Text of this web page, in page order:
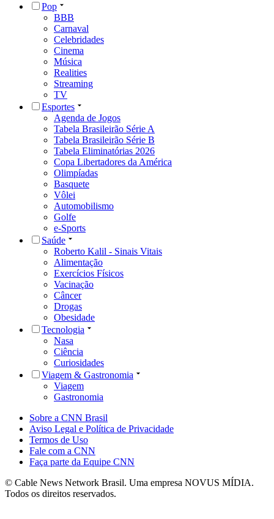
Pop
BBB
Carnaval
Celebridades
Cinema
Música
Realities
Streaming
TV
Esportes
Agenda de Jogos
Tabela Brasileirão Série A
Tabela Brasileirão Série B
Tabela Eliminatórias 2026
Copa Libertadores da América
Olimpíadas
Basquete
Vôlei
Automobilismo
Golfe
e-Sports
Saúde
Roberto Kalil - Sinais Vitais
Alimentação
Exercícios Físicos
Vacinação
Câncer
Drogas
Obesidade
Tecnologia
Nasa
Ciência
Curiosidades
Viagem & Gastronomia
Viagem
Gastronomia
Sobre a CNN Brasil
Aviso Legal e Política de Privacidade
Termos de Uso
Fale com a CNN
Faça parte da Equipe CNN
© Cable News Network Brasil. Uma empresa NOVUS MÍDIA.
Todos os direitos reservados.